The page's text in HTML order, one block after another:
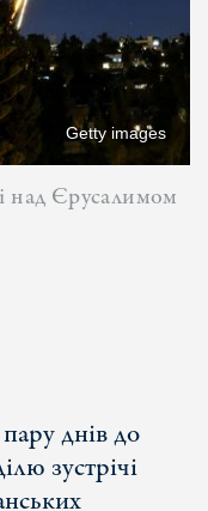
Getty images
над Єрусалимом
днів до
зустрічі